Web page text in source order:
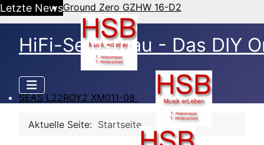
Letzte NewsGround Zero GZHW 16-D2
SEAS L22ROY2 XM011-08
HiFi-Selbstbau - Das DIY
Aktuelle Seite: Startseite